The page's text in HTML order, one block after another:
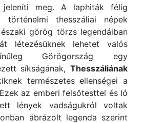
jeleníti meg. A laphiták félig
történelmi thesszáliai népek
görög törzs legendáiban
létezésüknek lehetet valós
Görögország egy
síkságának, Thesszáliának
természetes ellenségei a
az emberi felsőtesttel és ló
lények vadságukról voltak
ábrázolt legenda szerint